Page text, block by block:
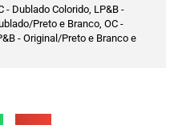
- Dublado Colorido, LP&B -
Preto e Branco, OC -
- Original/Preto e Branco e